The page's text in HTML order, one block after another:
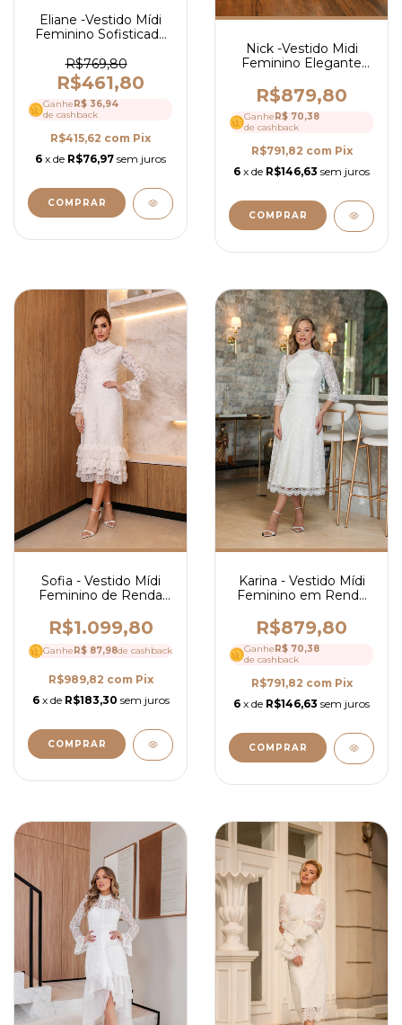
Eliane -Vestido Mídi
Feminino Sofisticado
Nude, Manga Curta e
Caimento Elegante -
Ref 4005
R$769,80
R$461,80
GanheR$ 36,94
de cashback
R$415,62 com Pix
6 x de R$76,97 sem juros
COMPRAR
Nick -Vestido Midi
Feminino Elegante
Decote Quadrado e
Mangas Bufantes- Ref
4103
R$879,80
GanheR$ 70,38
de cashback
R$791,82 com Pix
6 x de R$146,63 sem juros
COMPRAR
Sofia - Vestido Mídi
Feminino de Renda
Guipir Elegante,
Manga Longa e Gola
Alta- Ref 4246
R$1.099,80
GanheR$ 87,98de cashback
R$989,82 com Pix
6 x de R$183,30 sem juros
COMPRAR
Karina - Vestido Mídi
Feminino em Renda
e Caimento Fluido
Elegante - Ref 4251
R$879,80
GanheR$ 70,38
de cashback
R$791,82 com Pix
6 x de R$146,63 sem juros
COMPRAR